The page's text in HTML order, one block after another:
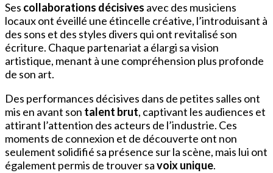
Ses collaborations décisives avec des musiciens
locaux ont éveillé une étincelle créative, l’introduisant à
des sons et des styles divers qui ont revitalisé son
écriture. Chaque partenariat a élargi sa vision
artistique, menant à une compréhension plus profonde
de son art.
Des performances décisives dans de petites salles ont
mis en avant son talent brut, captivant les audiences et
attirant l’attention des acteurs de l’industrie. Ces
moments de connexion et de découverte ont non
seulement solidifié sa présence sur la scène, mais lui ont
également permis de trouver savoix unique.